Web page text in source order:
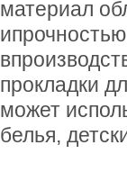
материал
прокладки
может
белья,